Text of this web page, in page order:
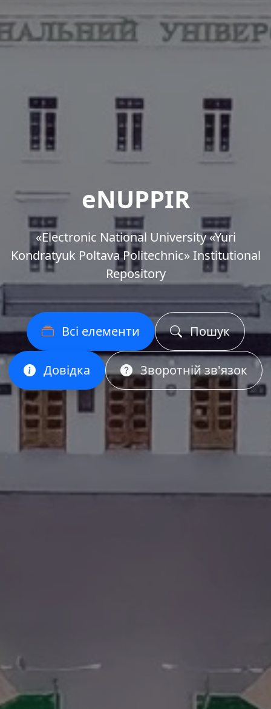
eNUPPIR
«Еlectronic National University «Yuri
Kondratyuk Poltava Politechnic» Institutional
Repository
Всі елементи Пошук
Довідка Зворотній зв'язок